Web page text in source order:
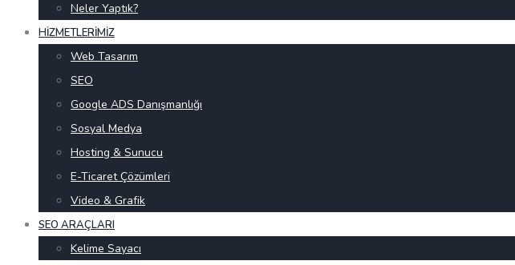
Neler Yaptık?
HIZMETLERIMIZ
Web Tasarım
SEO
Google ADS Danışmanlığı
Sosyal Medya
Hosting & Sunucu
E-Ticaret Çözümleri
Video & Grafik
SEO ARAÇLARI
Kelime Sayacı